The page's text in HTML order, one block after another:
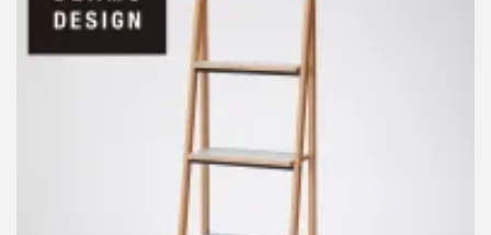
椅子